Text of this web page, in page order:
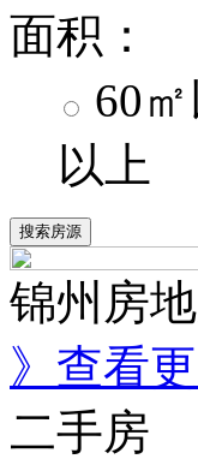
面积：
60
以上
锦州房
》查看
二手房